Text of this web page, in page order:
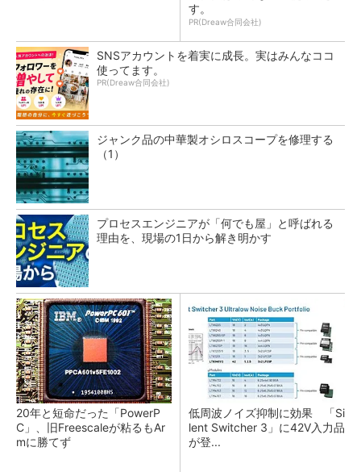
す。
PR(Dreaw合同会社)
SNSアカウントを着実に成長。実はみんなココ
使ってます。
PR(Dreaw合同会社)
ジャンク品の中華製オシロスコープを修理する
（1）
プロセスエンジニアが「何でも屋」と呼ばれる
理由を、現場の1日から解き明かす
20年と短命だった「PowerP
C」、旧Freescaleが粘るもAr
mに勝てず
低周波ノイズ抑制に効果 「Si
lent Switcher 3」に42V入力品
が登...